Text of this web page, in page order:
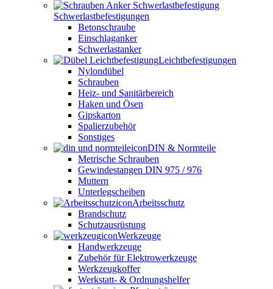
Schwerlastbefestigungen
Betonschraube
Einschlaganker
Schwerlastanker
Leichtbefestigungen
Nylondübel
Schrauben
Heiz- und Sanitärbereich
Haken und Ösen
Gipskarton
Spalierzubehör
Sonstiges
DIN & Normteile
Metrische Schrauben
Gewindestangen DIN 975 / 976
Muttern
Unterlegscheiben
Arbeitsschutz
Brandschutz
Schutzausrüstung
Werkzeuge
Handwerkzeuge
Zubehör für Elektrowerkzeuge
Werkzeugkoffer
Werkstatt- & Ordnungshelfer